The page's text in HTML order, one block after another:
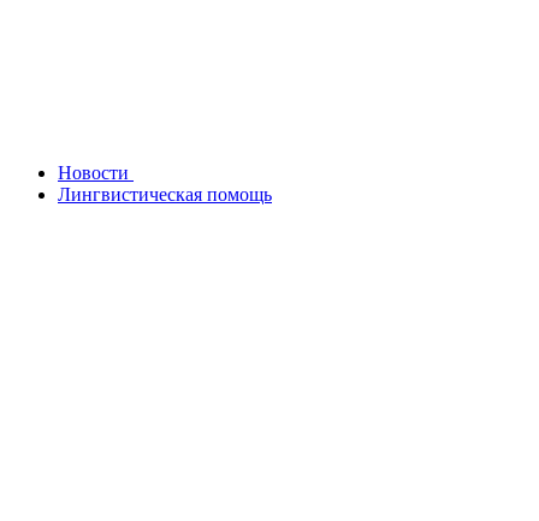
Новости
Лингвистическая помощь